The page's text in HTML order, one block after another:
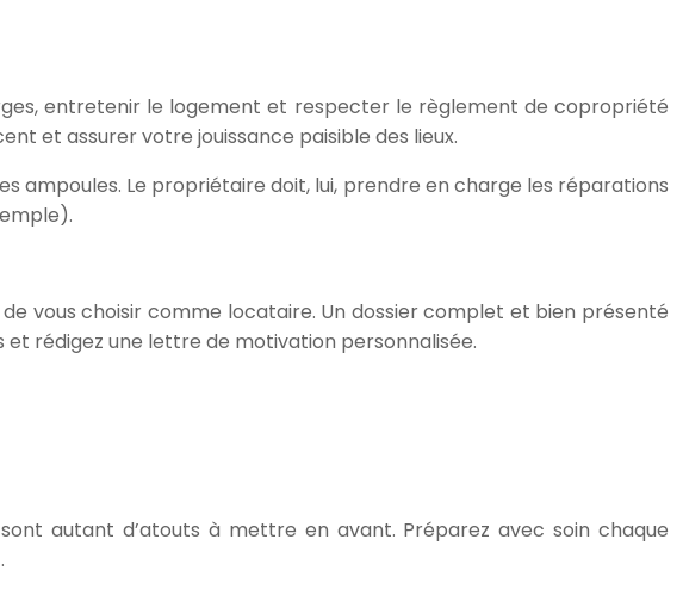
entretenir le logement et respecter le règlement de copropriété
et assurer votre jouissance paisible des lieux.
ampoules. Le propriétaire doit, lui, prendre en charge les réparations
vous choisir comme locataire. Un dossier complet et bien présenté
rédigez une lettre de motivation personnalisée.
autant d’atouts à mettre en avant. Préparez avec soin chaque